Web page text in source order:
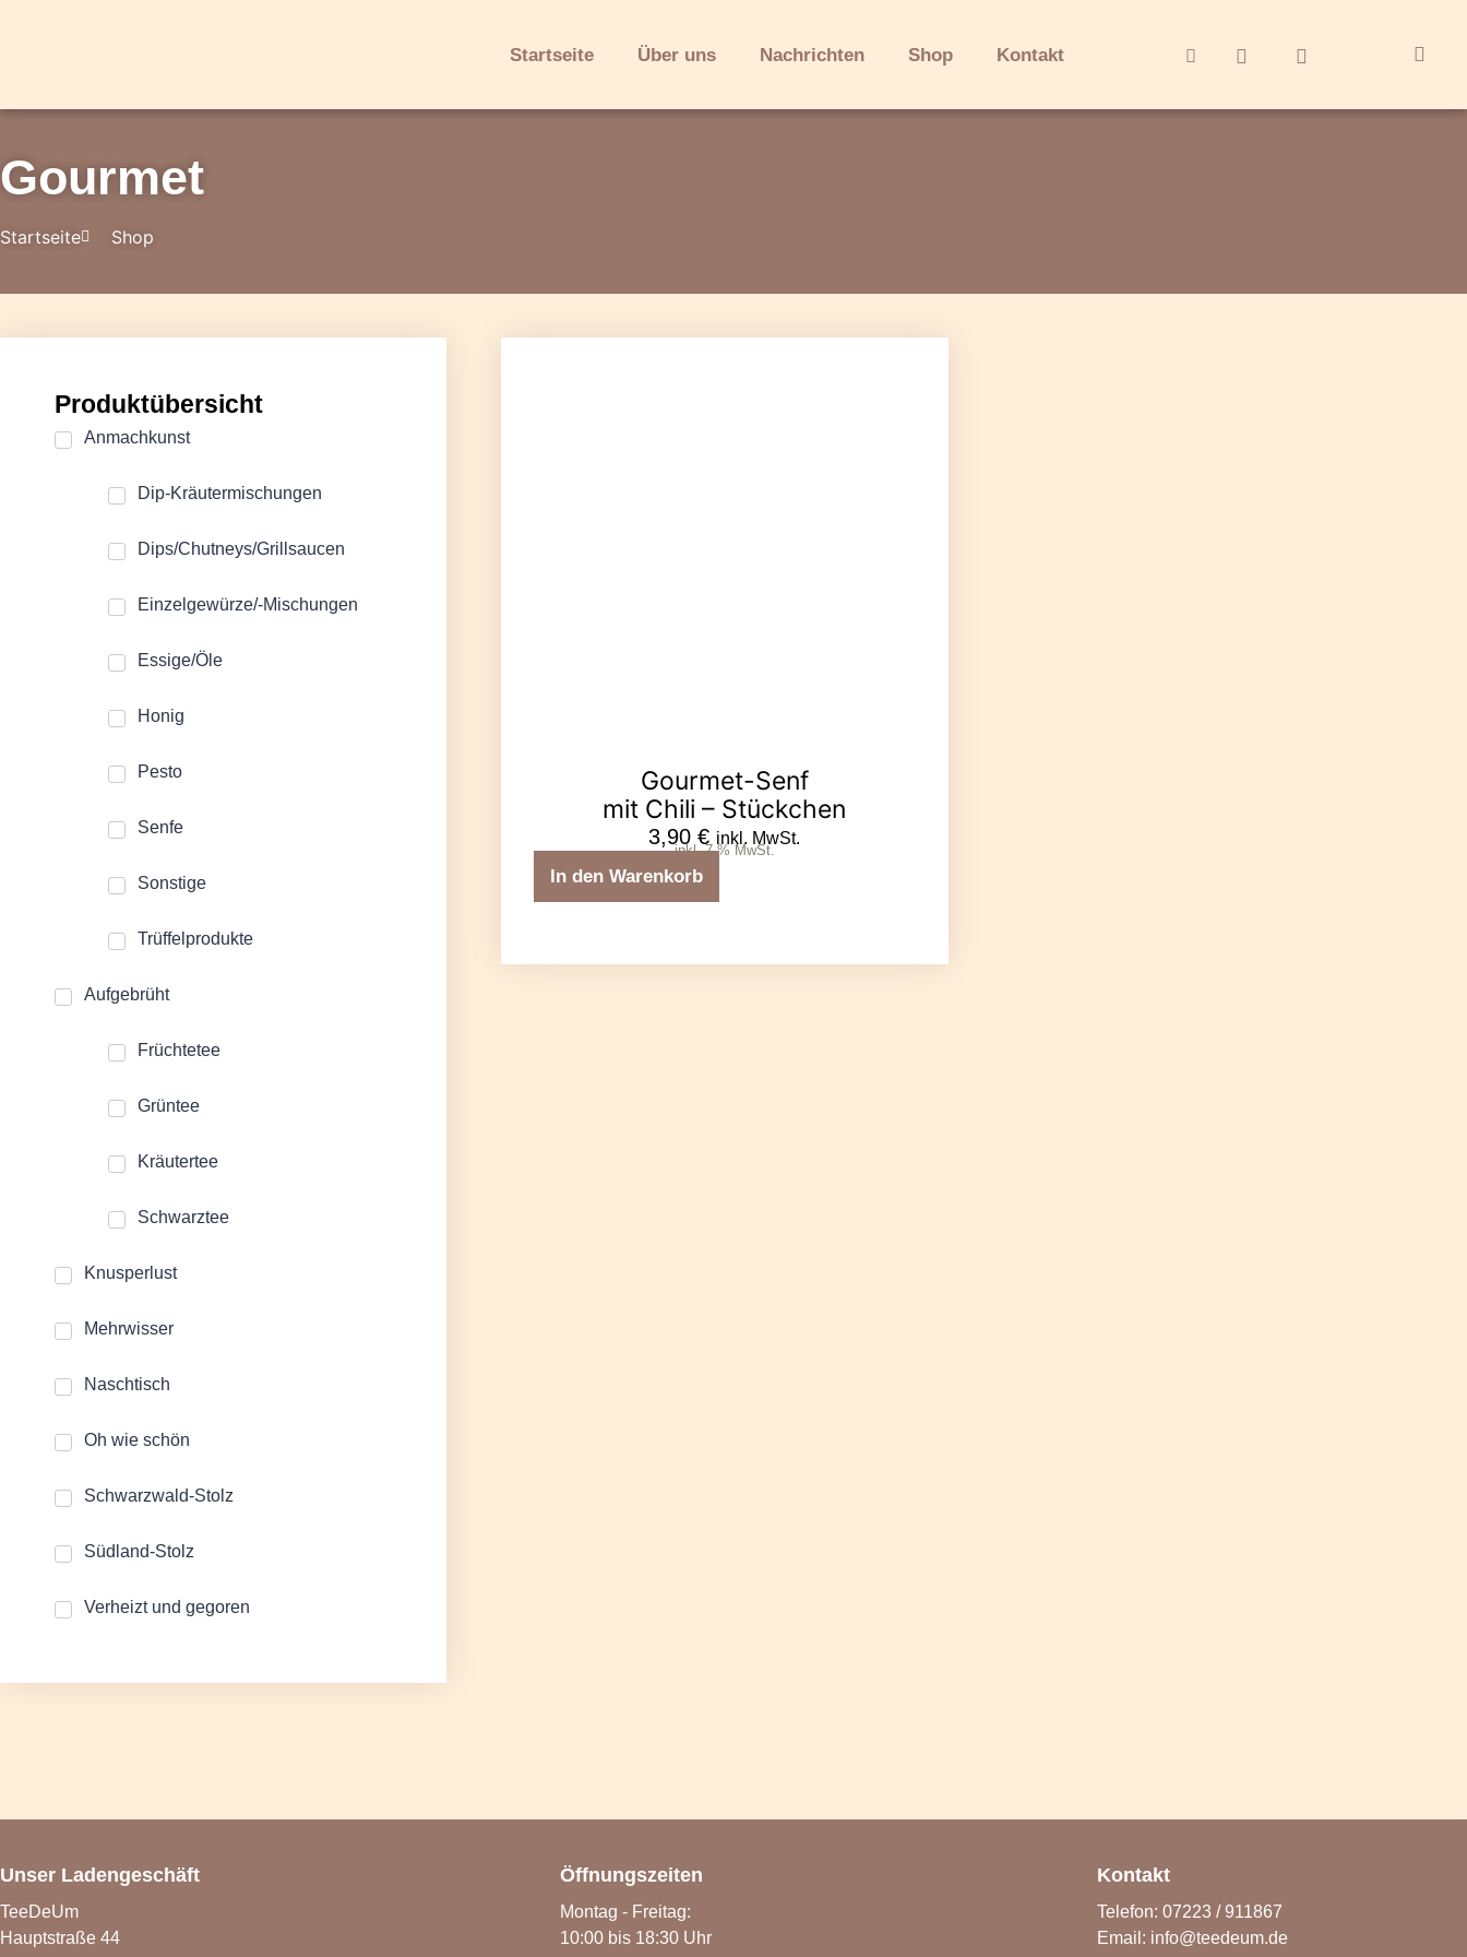
Startseite Über uns Nachrichten Shop Kontakt
Gourmet
Startseite Shop
Produktübersicht
Anmachkunst
Dip-Kräutermischungen
Dips/Chutneys/Grillsaucen
Einzelgewürze/-Mischungen
Essige/Öle
Honig
Pesto
Senfe
Sonstige
Trüffelprodukte
Aufgebrüht
Früchtetee
Grüntee
Kräutertee
Schwarztee
Knusperlust
Mehrwisser
Naschtisch
Oh wie schön
Schwarzwald-Stolz
Südland-Stolz
Verheizt und gegoren
Gourmet-Senf
mit Chili – Stückchen
3,90€ inkl. MwSt.
inkl. 7 % MwSt.
In den Warenkorb
Unser Ladengeschäft
TeeDeUm
Hauptstraße 44
Öffnungszeiten
Montag - Freitag:
10:00 bis 18:30 Uhr
Kontakt
Telefon: 07223 / 911867
Email: info@teedeum.de